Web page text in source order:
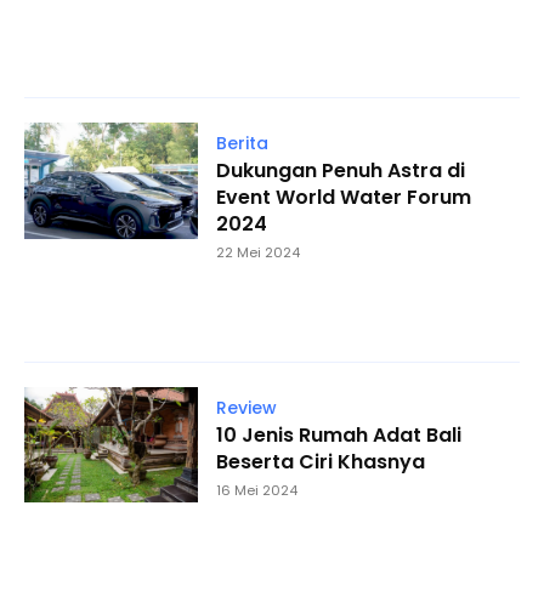
Berita
Dukungan Penuh Astra di
Event World Water Forum
2024
22 Mei 2024
Review
10 Jenis Rumah Adat Bali
Beserta Ciri Khasnya
16 Mei 2024